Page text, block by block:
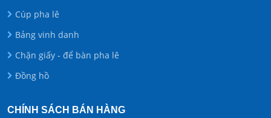
Cúp pha lê
Bảng vinh danh
Chặn giấy - để bàn pha lê
Đồng hồ
CHÍNH SÁCH BÁN HÀNG